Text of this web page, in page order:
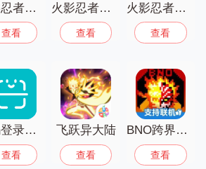
意，体验自由创造与探索的乐趣，构建属
于自己的虚拟天地。
火影忍者究极冲击手游官方版
查看
火影忍者云游戏版
查看
火影忍者忍者之主
查看
扫码登录器火影忍者最新版
查看
飞跃异大陆
查看
BNO跨界对决联机版
查看